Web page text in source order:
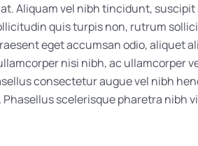
Aliquam vel nibh tincidunt, suscipit
quis turpis non, rutrum
eget accumsan odio, aliquet
nisi nibh, ac ullamcorper
consectetur augue vel nibh
scelerisque pharetra nibh